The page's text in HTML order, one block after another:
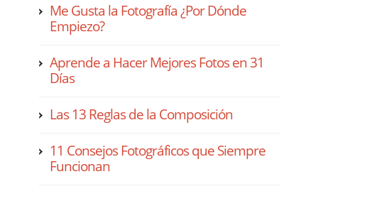
Me Gusta la Fotografía ¿Por Dónde
Empiezo?
Aprende a Hacer Mejores Fotos en 31
Días
Las 13 Reglas de la Composición
11 Consejos Fotográficos que Siempre
Funcionan